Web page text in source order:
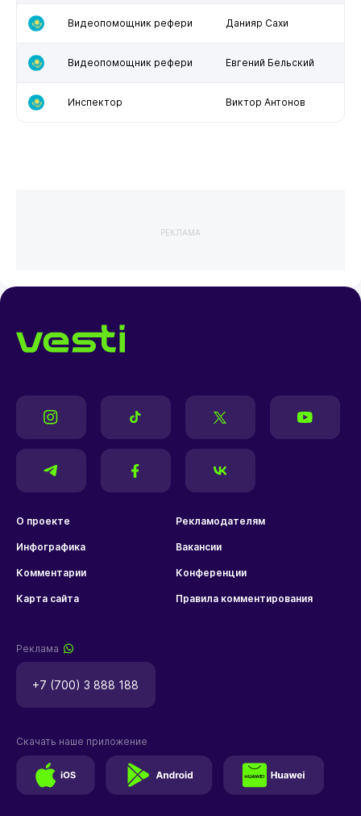
Видеопомощник рефери Данияр Сахи
Видеопомощник рефери Евгений Бельский
Инспектор Виктор Антонов
РЕКЛАМА
О проекте Рекламодателям
Инфографика Вакансии
Комментарии Конференции
Карта сайта Правила комментирования
Реклама
+7 (700) 3 888 188
Скачать наше приложение